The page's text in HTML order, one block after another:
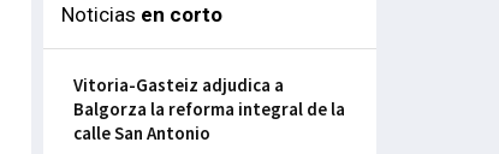
Noticias en corto
Vitoria-Gasteiz adjudica a
Balgorza la reforma integral de la
calle San Antonio